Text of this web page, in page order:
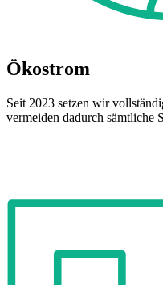
Ökostrom
Seit 2023 setzen wir
vermeiden dadurch sämtliche